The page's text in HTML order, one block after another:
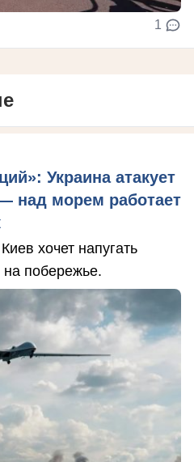
1
Украина атакует
над морем работает
хочет напугать
побережье.